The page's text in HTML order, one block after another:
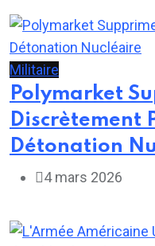
Militaire
Polymarket
Discrètement
Détonation
4 mars 2026